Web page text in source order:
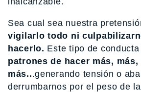
Sea cual sea nuestra
vigilarlo todo ni
hacerlo. Este tipo de
patrones de hacer más, más,
más...generando tensión o
derrumbarnos por el peso de